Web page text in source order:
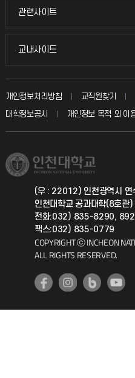
입학안내
취업정보(학생)
묻고 답하기
칭찬마당
학생서비스 지킴이
관련사이트
관련사이트
국방헬프콜
총동문회
교내사이트
교내사이트
교수회
교육혁신본부
국제지원과
공자아카데미
기초교육원
개인정보처리방침 교직원찾기
대학정보공시
개인정보 목적 외 이
(우 : 22012) 인천광역시 연
인천대학교 공과대학(8호관
전화:032) 835-8290,
팩스:032) 835-0779
COPYRIGHT ⓒ INCHEON
ALL RIGHTS RESERVED.